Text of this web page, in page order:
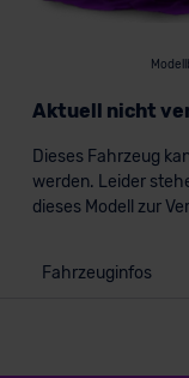
Aktuell nicht
Dieses Fahrzeug
werden. Leider
dieses Modell zur
Fahrzeuginfos